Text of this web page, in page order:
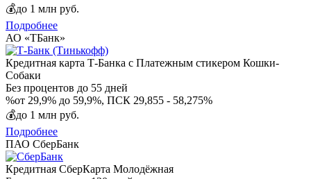
💰до 1 млн руб.
Подробнее
АО «ТБанк»
Кредитная карта Т-Банка с Платежным стикером Кошки-
Собаки
Без процентов до 55 дней
%от 29,9% до 59,9%, ПСК 29,855 - 58,275%
💰до 1 млн руб.
Подробнее
ПАО СберБанк
Кредитная СберКарта Молодёжная